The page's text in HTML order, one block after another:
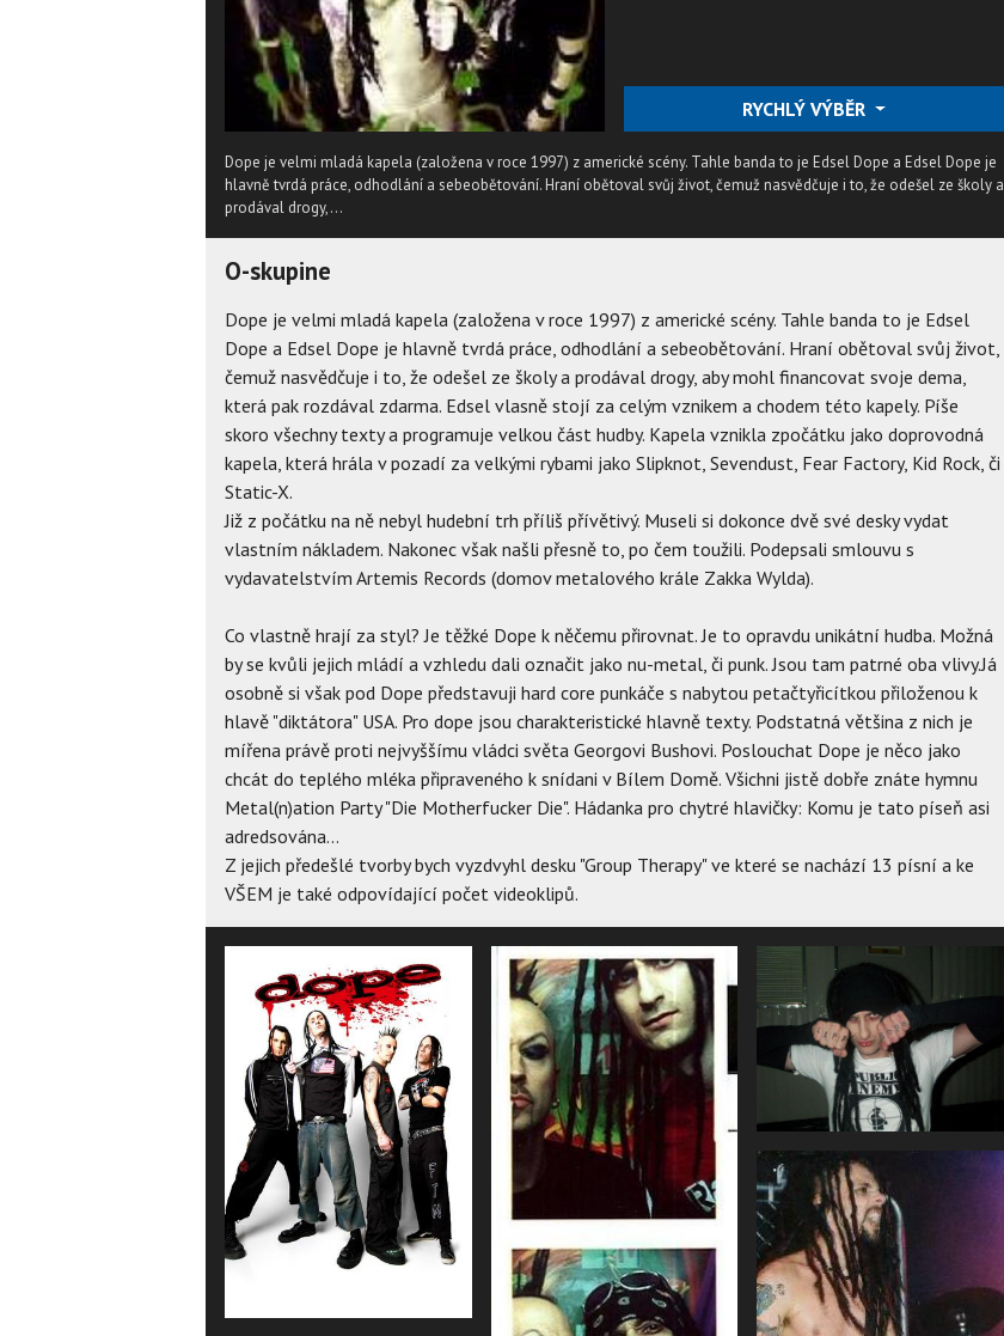
RYCHLÝ VÝBĚR
Dope je velmi mladá kapela (založena v roce 1997) z americké scény. Tahle banda to je Edsel Dope a Edsel Dope je
hlavně tvrdá práce, odhodlání a sebeobětování. Hraní obětoval svůj život, čemuž nasvědčuje i to, že odešel ze školy a
prodával drogy,...
O-skupine
Dope je velmi mladá kapela (založena v roce 1997) z americké scény. Tahle banda to je Edsel
Dope a Edsel Dope je hlavně tvrdá práce, odhodlání a sebeobětování. Hraní obětoval svůj život,
čemuž nasvědčuje i to, že odešel ze školy a prodával drogy, aby mohl financovat svoje dema,
která pak rozdával zdarma. Edsel vlasně stojí za celým vznikem a chodem této kapely. Píše
skoro všechny texty a programuje velkou část hudby. Kapela vznikla zpočátku jako doprovodná
kapela, která hrála v pozadí za velkými rybami jako Slipknot, Sevendust, Fear Factory, Kid Rock, či
Static-X.
Již z počátku na ně nebyl hudební trh příliš přívětivý. Museli si dokonce dvě své desky vydat
vlastním nákladem. Nakonec však našli přesně to, po čem toužili. Podepsali smlouvu s
vydavatelstvím Artemis Records (domov metalového krále Zakka Wylda).
Co vlastně hrají za styl? Je těžké Dope k něčemu přirovnat. Je to opravdu unikátní hudba. Možná
by se kvůli jejich mládí a vzhledu dali označit jako nu-metal, či punk. Jsou tam patrné oba vlivy.Já
osobně si však pod Dope představuji hard core punkáče s nabytou petačtyřicítkou přiloženou k
hlavě "diktátora" USA. Pro dope jsou charakteristické hlavně texty. Podstatná většina z nich je
mířena právě proti nejvyššímu vládci světa Georgovi Bushovi. Poslouchat Dope je něco jako
chcát do teplého mléka připraveného k snídani v Bílem Domě. Všichni jistě dobře znáte hymnu
Metal(n)ation Party "Die Motherfucker Die". Hádanka pro chytré hlavičky: Komu je tato píseň asi
adredsována...
Z jejich předešlé tvorby bych vyzdvyhl desku "Group Therapy" ve které se nachází 13 písní a ke
VŠEM je také odpovídající počet videoklipů.